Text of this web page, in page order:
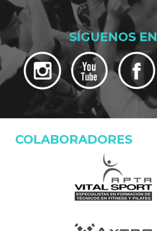
SÍGUENOS EN
COLABORADORES